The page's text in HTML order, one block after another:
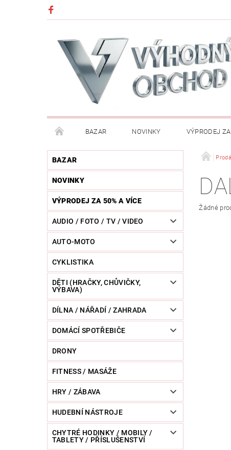
BAZAR NOVINKY VÝPRODEJ
DĚTI (HRAČKY, CHŮVIČKY, VÝBAVA) DÍLNA /
HUDEBNÍ NÁSTROJE CHYTRÉ HODINKY /
KOSMETIKA / ŠPERKY KOŽENÝ SVĚT (OPASKY,
POWERBANKY
ZVÍŘATA / CHOVATELSKÉ POTŘEBY
BAZAR
NOVINKY
VÝPRODEJ ZA 50% A VÍCE
AUDIO / FOTO / TV / VIDEO
AUTO-MOTO
CYKLISTIKA
DĚTI (HRAČKY, CHŮVIČKY,
VÝBAVA)
DÍLNA / NÁŘADÍ / ZAHRADA
DOMÁCÍ SPOTŘEBIČE
DRONY
FITNESS / MASÁŽE
HRY / ZÁBAVA
HUDEBNÍ NÁSTROJE
CHYTRÉ HODINKY / MOBILY /
TABLETY / PŘÍSLUŠENSTVÍ
Žádné